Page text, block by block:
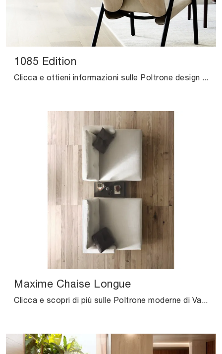
1085 Edition
Clicca e ottieni informazioni sulle Poltrone design di Kristalia! Vari modelli in cuoio, come 1085 Edition, ti aspettano.
Maxime Chaise Longue
Clicca e scopri di più sulle Poltrone moderne di Valentini! Diversi modelli in tessuto, come Maxime Chaise Longue, ti aspettano.